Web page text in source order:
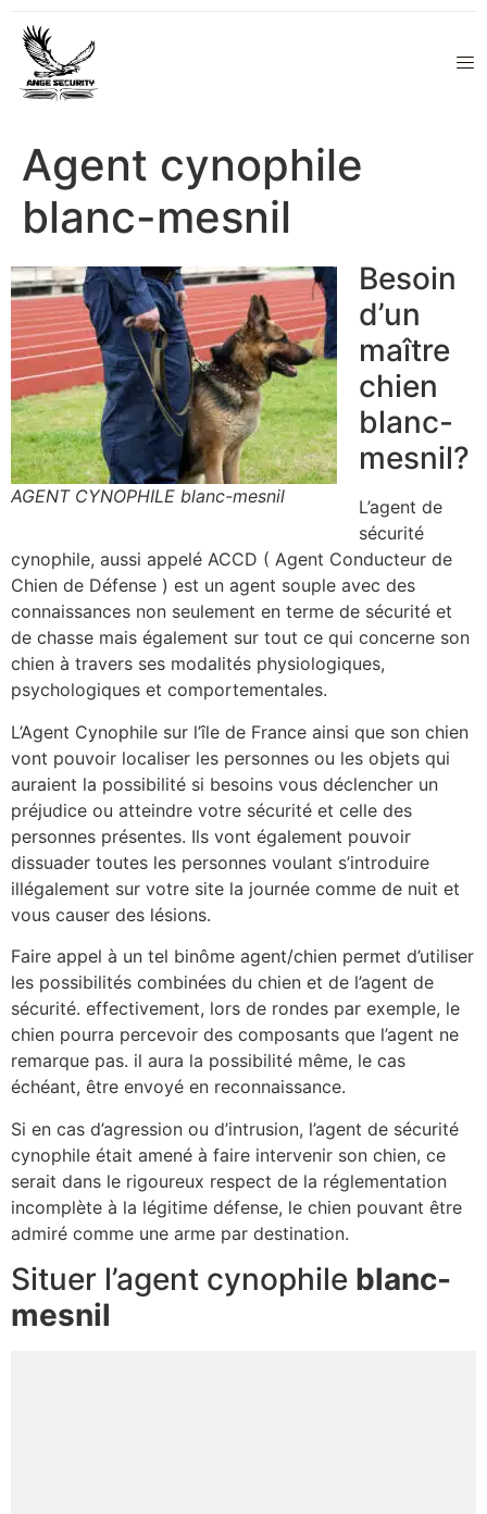
Agent cynophile
blanc-mesnil
AGENT CYNOPHILE blanc-mesnil
Besoin
d’un
maître
chien
blanc-
mesnil?
L’agent de
sécurité
cynophile, aussi appelé ACCD ( Agent Conducteur de
Chien de Défense ) est un agent souple avec des
connaissances non seulement en terme de sécurité et
de chasse mais également sur tout ce qui concerne son
chien à travers ses modalités physiologiques,
psychologiques et comportementales.
L’Agent Cynophile sur l’île de France ainsi que son chien
vont pouvoir localiser les personnes ou les objets qui
auraient la possibilité si besoins vous déclencher un
préjudice ou atteindre votre sécurité et celle des
personnes présentes. Ils vont également pouvoir
dissuader toutes les personnes voulant s’introduire
illégalement sur votre site la journée comme de nuit et
vous causer des lésions.
Faire appel à un tel binôme agent/chien permet d’utiliser
les possibilités combinées du chien et de l’agent de
sécurité. effectivement, lors de rondes par exemple, le
chien pourra percevoir des composants que l’agent ne
remarque pas. il aura la possibilité même, le cas
échéant, être envoyé en reconnaissance.
Si en cas d’agression ou d’intrusion, l’agent de sécurité
cynophile était amené à faire intervenir son chien, ce
serait dans le rigoureux respect de la réglementation
incomplète à la légitime défense, le chien pouvant être
admiré comme une arme par destination.
Situer l’agent cynophile blanc-
mesnil